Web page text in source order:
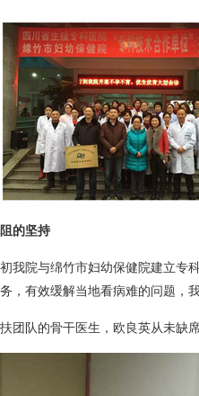
的坚持
我院与绵竹市妇幼保健院建立专
，有效缓解当地看病难的问题，
团队的骨干医生，欧良英从未缺